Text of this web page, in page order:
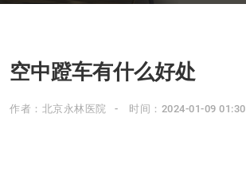
空中蹬车有什么好处
作者：北京永林医院 时间：2024-01-09 01:30